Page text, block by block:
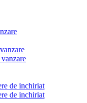
de inchiriat
de inchiriat